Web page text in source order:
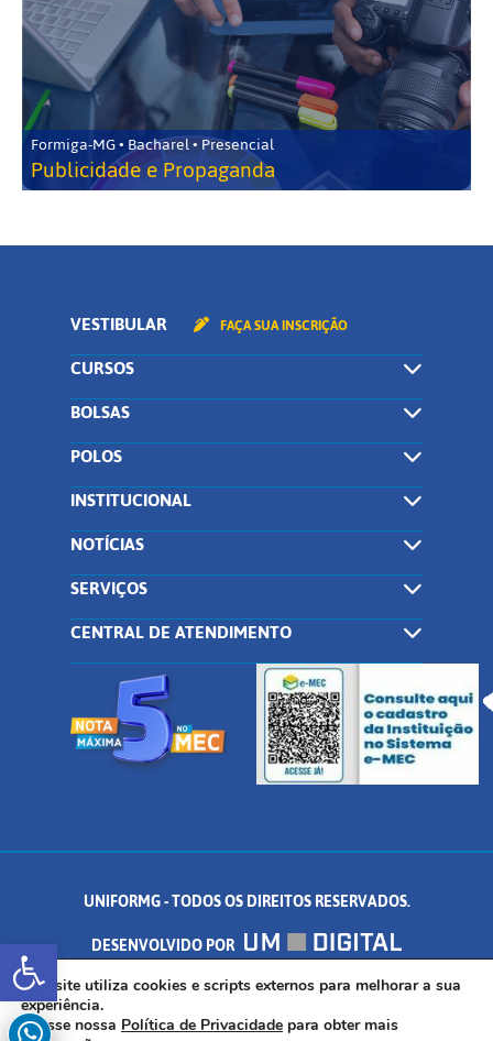
Abrir a barra de ferramentas
Formiga-MG • Bacharel • Presencial
Publicidade e Propaganda
VESTIBULAR FAÇA SUA INSCRIÇÃO
CURSOS
BOLSAS
POLOS
INSTITUCIONAL
NOTÍCIAS
SERVIÇOS
CENTRAL DE ATENDIMENTO
UNIFORMG - TODOS OS DIREITOS RESERVADOS.
DESENVOLVIDO POR
AV. DR. ARNALDO DE SENNA, 328 - PALMEIRAS, FORMIGA/MG - CEP:
35.574.530
Este site utiliza cookies e scripts externos para melhorar a sua
experiência.
Acesse nossa Política de Privacidade para obter mais